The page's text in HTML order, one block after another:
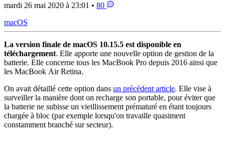
mardi 26 mai 2020 à 23:01 • 80
macOS
La version finale de macOS 10.15.5 est disponible en
téléchargement. Elle apporte une nouvelle option de gestion de la
batterie. Elle concerne tous les MacBook Pro depuis 2016 ainsi que
les MacBook Air Retina.
On avait détaillé cette option dans un précédent article. Elle vise à
surveiller la manière dont on recharge son portable, pour éviter que
la batterie ne subisse un vieillissement prématuré en étant toujours
chargée à bloc (par exemple lorsqu'on travaille quasiment
constamment branché sur secteur).